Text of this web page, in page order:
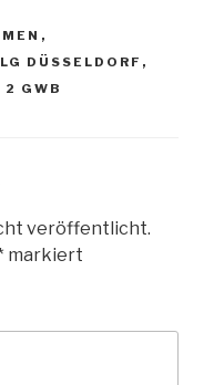
,
DÜSSELDORF ,
2 GWB
veröffentlicht.
markiert